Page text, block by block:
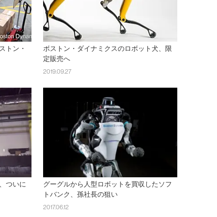
トン・
ボストン・ダイナミクスのロボット犬、限
定販売へ
2019.09.27
ついに
グーグルから人型ロボットを買収したソフ
トバンク、孫社長の狙い
2017.06.12